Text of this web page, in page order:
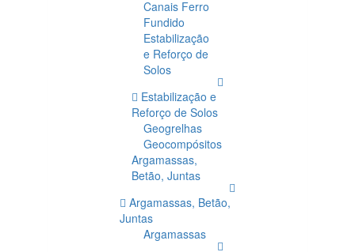
Canais Ferro
Fundido
Estabilização
e Reforço de
Solos
Estabilização e
Reforço de Solos
Geogrelhas
Geocompósitos
Argamassas,
Betão, Juntas
Argamassas, Betão,
Juntas
Argamassas